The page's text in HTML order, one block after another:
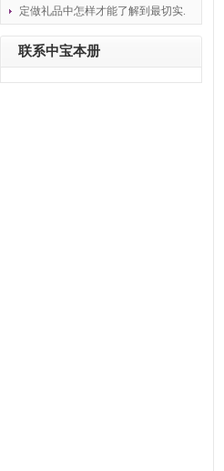
定做礼品中怎样才能了解到最切实.
联系中宝本册